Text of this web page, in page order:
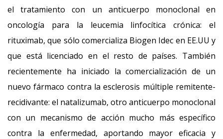
el tratamiento con un anticuerpo monoclonal en
oncología para la leucemia linfocítica crónica: el
rituximab, que sólo comercializa Biogen Idec en EE.UU y
que está licenciado en el resto de países. También
recientemente ha iniciado la comercialización de un
nuevo fármaco contra la esclerosis múltiple remitente-
recidivante: el natalizumab, otro anticuerpo monoclonal
con un mecanismo de acción mucho más específico
contra la enfermedad, aportando mayor eficacia y